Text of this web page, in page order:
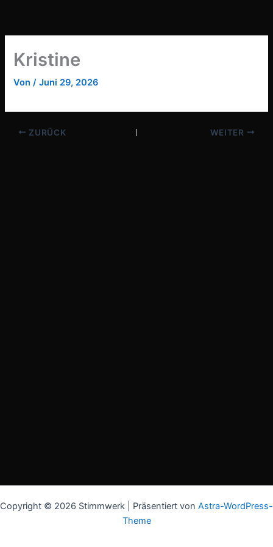
springen
Kristine
Von/Juni 29, 2026
ZURÜCK WEITER
Copyright © 2026 Stimmwerk | Präsentiert von Astra-WordPress-
Theme